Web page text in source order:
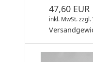
47,60 EUR
inkl. MwSt.zzgl.